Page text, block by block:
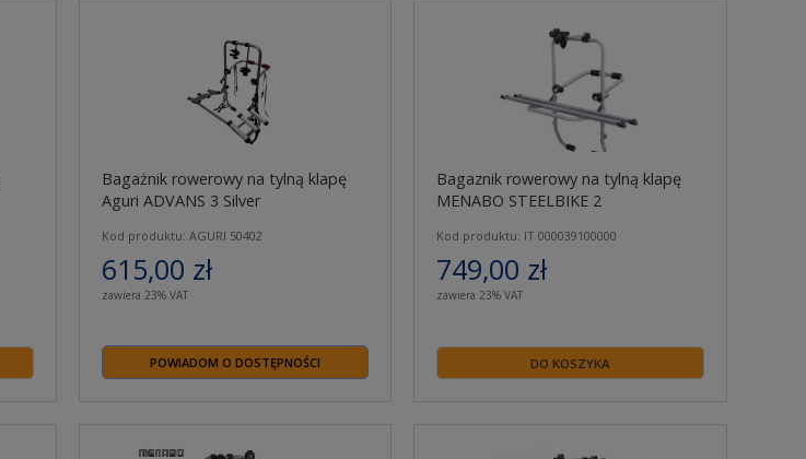
Bagażnik rowerowy na tylną klapę
Aguri ADVANS 3 Silver
Kod produktu: AGURI 50402
615,00 zł
zawiera 23% VAT
POWIADOM O DOSTĘPNOŚCI
Bagaznik rowerowy na tylną klapę
MENABO STEELBIKE 2
Kod produktu: IT 000039100000
749,00 zł
zawiera 23% VAT
DO KOSZYKA